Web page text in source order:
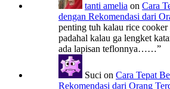
tanti amelia on Cara
dengan Rekomendasi dari
penting tuh kalau rice cooker
padahal kalau ga lengket
ada lapisan teflonnya……”
Suci on Cara Tepat
Rekomendasi dari Orang